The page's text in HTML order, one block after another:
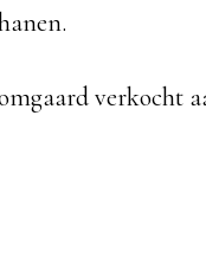
verkocht